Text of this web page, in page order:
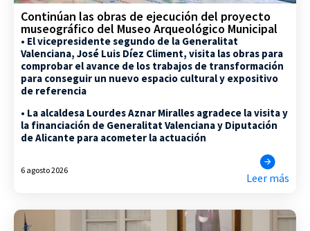
Continúan las obras de ejecución del proyecto
museográfico del Museo Arqueológico Municipal
• El vicepresidente segundo de la Generalitat
Valenciana, José Luis Díez Climent, visita las obras para
comprobar el avance de los trabajos de transformación
para conseguir un nuevo espacio cultural y expositivo
de referencia
• La alcaldesa Lourdes Aznar Miralles agradece la visita y
la financiación de Generalitat Valenciana y Diputación
de Alicante para acometer la actuación
6 agosto 2026
Leer más